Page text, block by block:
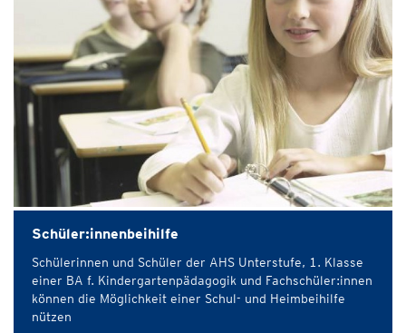
Schüler:innenbeihilfe
Schülerinnen und Schüler der AHS Unterstufe, 1. Klasse
einer BA f. Kindergartenpädagogik und Fachschüler:innen
können die Möglichkeit einer Schul- und Heimbeihilfe
nützen